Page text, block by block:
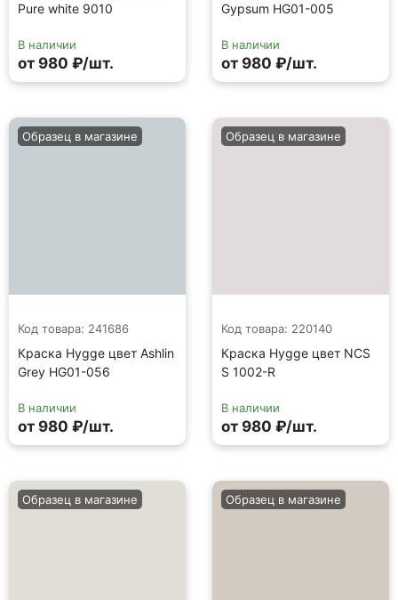
Pure white 9010
В наличии
от 980 ₽/шт.
Gypsum HG01-005
В наличии
от 980 ₽/шт.
Код товара: 241686
Краска Hygge цвет Ashlin
Grey HG01-056
Образец в магазине
В наличии
от 980 ₽/шт.
Код товара: 220140
Краска Hygge цвет NCS
S 1002-R
Образец в магазине
В наличии
от 980 ₽/шт.
Образец в магазине Образец в магазине